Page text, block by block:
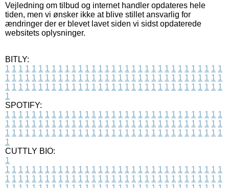
Vejledning om tilbud og internet handler opdateres hele
tiden, men vi ønsker ikke at blive stillet ansvarlig for
ændringer der er blevet lavet siden vi sidst opdaterede
websitets oplysninger.
BITLY:
1 1 1 1 1 1 1 1 1 1 1 1 1 1 1 1 1 1 1 1 1 1 1 1 1 1 1 1 1 1 1 1 1
1 1 1 1 1 1 1 1 1 1 1 1 1 1 1 1 1 1 1 1 1 1 1 1 1 1 1 1 1 1 1 1 1
1 1 1 1 1 1 1 1 1 1 1 1 1 1 1 1 1 1 1 1 1 1 1 1 1 1 1 1 1 1 1 1 1
1
SPOTIFY:
1 1 1 1 1 1 1 1 1 1 1 1 1 1 1 1 1 1 1 1 1 1 1 1 1 1 1 1 1 1 1 1 1
1 1 1 1 1 1 1 1 1 1 1 1 1 1 1 1 1 1 1 1 1 1 1 1 1 1 1 1 1 1 1 1 1
1 1 1 1 1 1 1 1 1 1 1 1 1 1 1 1 1 1 1 1 1 1 1 1 1 1 1 1 1 1 1 1 1
1
CUTTLY BIO:
1
1 1 1 1 1 1 1 1 1 1 1 1 1 1 1 1 1 1 1 1 1 1 1 1 1 1 1 1 1 1 1 1 1
1 1 1 1 1 1 1 1 1 1 1 1 1 1 1 1 1 1 1 1 1 1 1 1 1 1 1 1 1 1 1 1 1